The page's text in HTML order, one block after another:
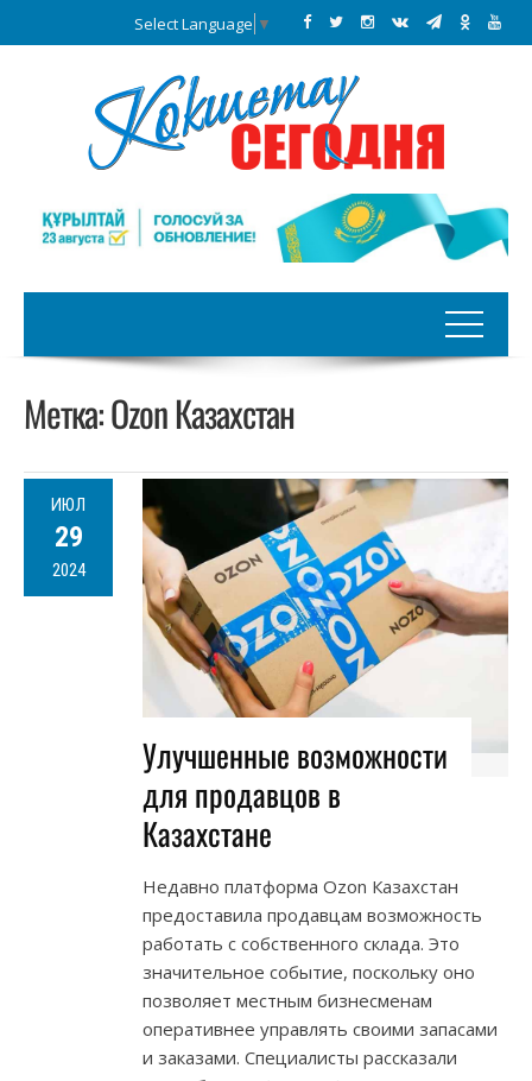
Select Language ▼
Метка:Ozon Казахстан
ИЮЛ
29
2024
Улучшенные возможности
для продавцов в
Казахстане
Недавно платформа Ozon Казахстан
предоставила продавцам возможность
работать с собственного склада. Это
значительное событие, поскольку оно
позволяет местным бизнесменам
оперативнее управлять своими запасами
и заказами. Специалисты рассказали